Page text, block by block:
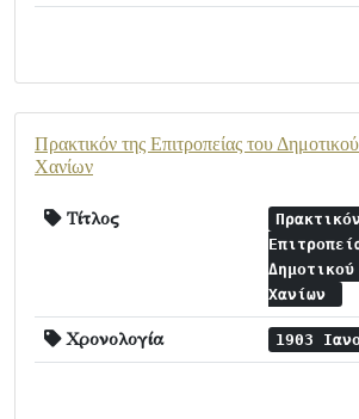
Πρακτικόν της Επιτροπείας του
Χανίων
Τίτλος
Χανίων
Χρονολογία 1903